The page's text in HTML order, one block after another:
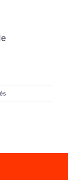
sur
–